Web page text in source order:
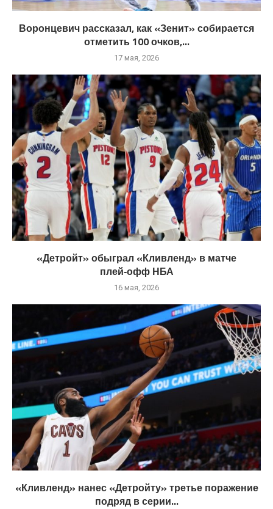
Воронцевич рассказал, как «Зенит» собирается
отметить 100 очков,...
17 мая, 2026
«Детройт» обыграл «Кливленд» в матче
плей‑офф НБА
16 мая, 2026
«Кливленд» нанес «Детройту» третье поражение
подряд в серии...